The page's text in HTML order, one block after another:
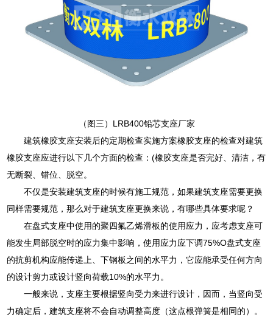
（图三）LRB400铅芯支座厂家
建筑橡胶支座安装后的定期检查实施方案橡胶支座的检查对建筑
橡胶支座应进行以下几个方面的检查：(橡胶支座是否完好、清洁，有
无断裂、错位、脱空。
不仅是安装建筑支座的时候有施工规范，如果建筑支座需要更换
同样需要规范，那么对于建筑支座更换来说，有哪些具体要求呢？
在盘式支座中使用的聚四氟乙烯滑板的使用应力，应考虑支座可
能发生局部脱空时的应力集中影响，使用应力应下调75%O盘式支座
的抗剪机构应能传递上、下钢板之间的水平力，它应能承受任何方向
的设计剪力或设计竖向荷载10%的水平力。
一般来说，支座主要根据竖向受力来进行设计，因而，当竖向受
力确定后，建筑支座将不会自动调整高度（这点根弹簧是相同的）。